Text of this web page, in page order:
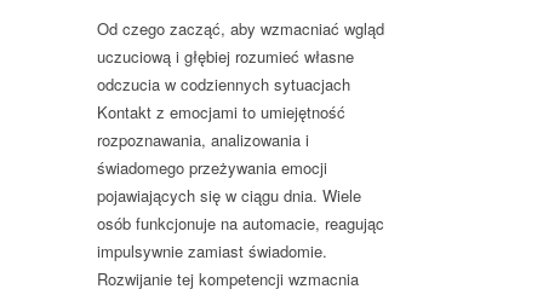
Od czego zacząć, aby wzmacniać wgląd
uczuciową i głębiej rozumieć własne
odczucia w codziennych sytuacjach
Kontakt z emocjami to umiejętność
rozpoznawania, analizowania i
świadomego przeżywania emocji
pojawiających się w ciągu dnia. Wiele
osób funkcjonuje na automacie, reagując
impulsywnie zamiast świadomie.
Rozwijanie tej kompetencji wzmacnia